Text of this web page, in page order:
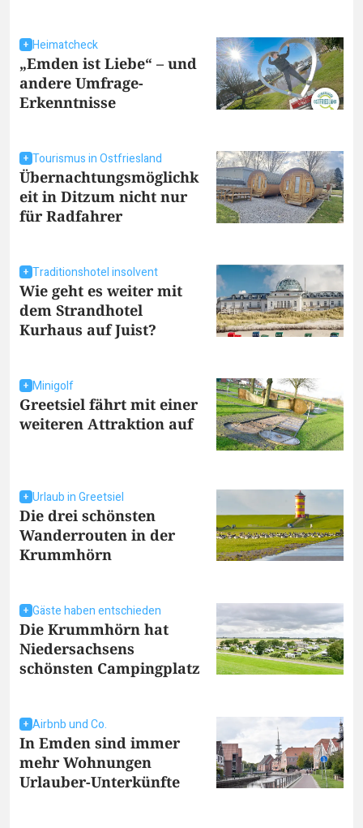
Heimatcheck
„Emden ist Liebe“ – und
andere Umfrage-
Erkenntnisse
Tourismus in Ostfriesland
Übernachtungsmöglichk
eit in Ditzum nicht nur
für Radfahrer
Traditionshotel insolvent
Wie geht es weiter mit
dem Strandhotel
Kurhaus auf Juist?
Minigolf
Greetsiel fährt mit einer
weiteren Attraktion auf
Urlaub in Greetsiel
Die drei schönsten
Wanderrouten in der
Krummhörn
Gäste haben entschieden
Die Krummhörn hat
Niedersachsens
schönsten Campingplatz
Airbnb und Co.
In Emden sind immer
mehr Wohnungen
Urlauber-Unterkünfte